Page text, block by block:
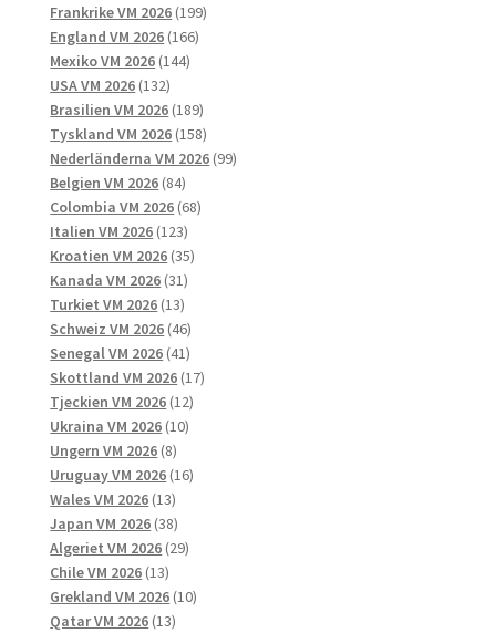
produkter
Frankrike VM 2026 199199
England VM 2026 166166
Mexiko VM 2026 144144
USA VM 2026 132132
produkter
Brasilien VM 2026 189189
produkter
Tyskland VM 2026 158158
produkter
Nederländerna VM 2026 9999
Belgien VM 2026 8484
produkter
Colombia VM 2026 6868
Italien VM 2026 123123
produkter
Kroatien VM 2026 3535
Kanada VM 2026 3131
produkter
Turkiet VM 2026 1313
produkter
Schweiz VM 2026 4646
produkter
Senegal VM 2026 4141
produkter
Skottland VM 2026 1717
Tjeckien VM 2026 1212
Ukraina VM 2026 1010
Ungern VM 2026 88
produkter
Uruguay VM 2026 1616
Wales VM 2026 1313
produkter
Japan VM 2026 3838
produkter
Algeriet VM 2026 2929
Chile VM 2026 1313
produkter
Grekland VM 2026 1010
Qatar VM 2026 1313